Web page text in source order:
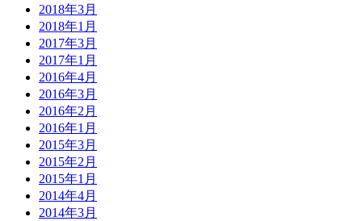
2018年3月
2018年1月
2017年3月
2017年1月
2016年4月
2016年3月
2016年2月
2016年1月
2015年3月
2015年2月
2015年1月
2014年4月
2014年3月